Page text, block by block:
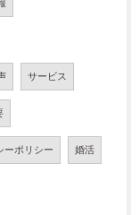
サービス
ーポリシー 婚活